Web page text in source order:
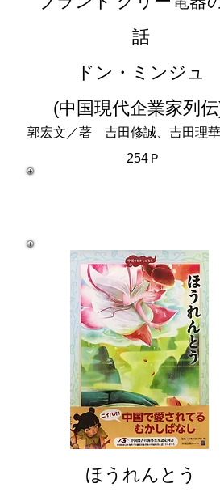
話
ドン・ミンジュ
(中国現代企業家列
郭宏文／著 吉田修誠、吉田理
254Ｐ
ほうれんとう